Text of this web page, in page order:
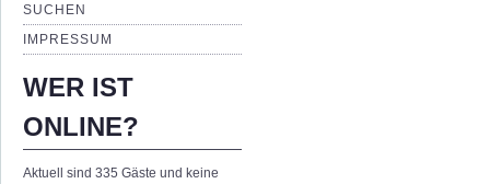
SUCHEN
IMPRESSUM
WER IST
ONLINE?
Aktuell sind 335 Gäste und keine